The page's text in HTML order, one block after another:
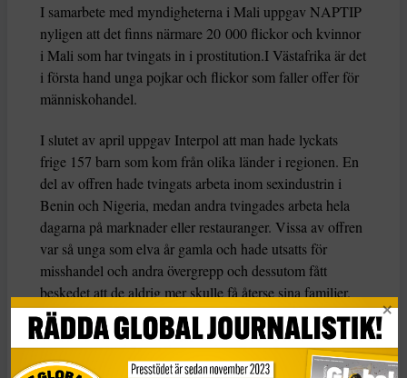
I samarbete med myndigheterna i Mali uppgav NAPTIP
nyligen att det finns närmare 20 000 flickor och kvinnor
i Mali som har tvingats in i prostitution.I Västafrika är det
i första hand unga pojkar och flickor som faller offer för
människohandel.
I slutet av april uppgav Interpol att man hade lyckats
frige 157 barn som kom från olika länder i regionen. En
del av offren hade tvingats arbeta inom sexindustrin i
Benin och Nigeria, medan andra tvingades arbeta hela
dagarna på marknader eller restauranger. Vissa av offren
var så unga som elva år gamla och hade utsatts för
misshandel och andra övergrepp och dessutom fått
beskedet att de aldrig mer skulle få återse sina familjer.
– Många barn förs till marknaderna för att tvångsarbeta
av organiserade kriminella grupper som är ute efter att